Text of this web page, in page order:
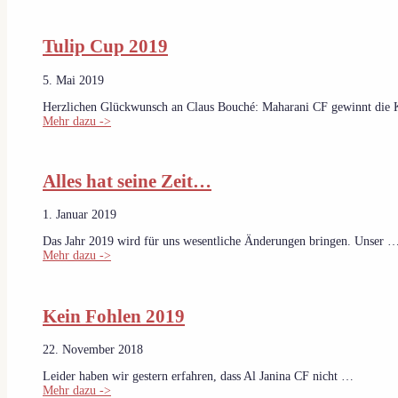
Tulip Cup 2019
5. Mai 2019
Herzlichen Glückwunsch an Claus Bouché: Maharani CF gewinnt die
Mehr dazu ->
Alles hat seine Zeit…
1. Januar 2019
Das Jahr 2019 wird für uns wesentliche Änderungen bringen. Unser …
Mehr dazu ->
Kein Fohlen 2019
22. November 2018
Leider haben wir gestern erfahren, dass Al Janina CF nicht …
Mehr dazu ->